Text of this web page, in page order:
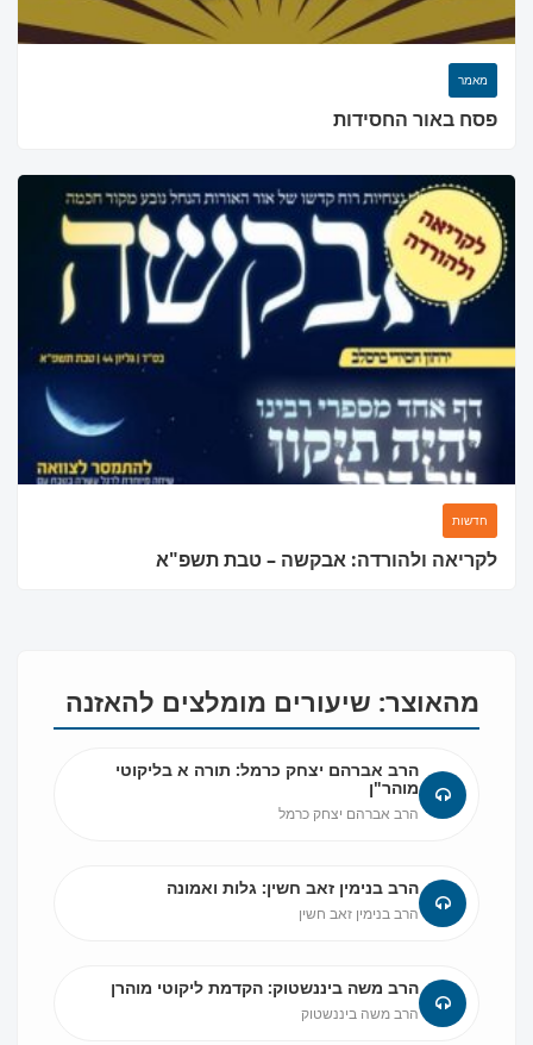
מאמר
פסח באור החסידות
חדשות
לקריאה ולהורדה: אבקשה – טבת תשפ"א
מהאוצר: שיעורים מומלצים להאזנה
הרב אברהם יצחק כרמל: תורה א בליקוטי
מוהר"ן
הרב אברהם יצחק כרמל
הרב בנימין זאב חשין: גלות ואמונה
הרב בנימין זאב חשין
הרב משה ביננשטוק: הקדמת ליקוטי מוהרן
הרב משה ביננשטוק
לכניסה לאינדקס ➔